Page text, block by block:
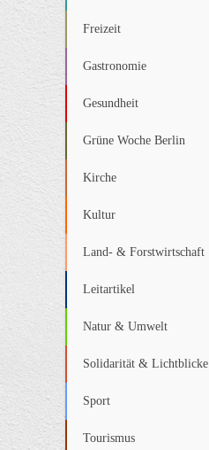
Freizeit
Gastronomie
Gesundheit
Grüne Woche Berlin
Kirche
Kultur
Land- & Forstwirtschaft
Leitartikel
Natur & Umwelt
Solidarität & Lichtblicke
Sport
Tourismus